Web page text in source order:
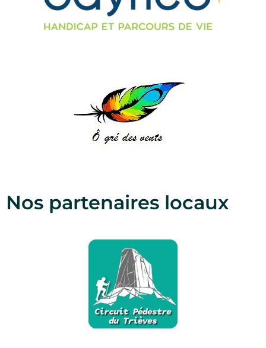
Nos partenaires locaux